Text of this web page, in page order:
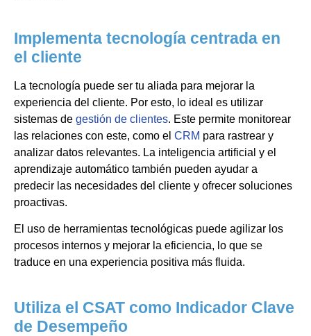
Implementa tecnología centrada en
el cliente
La tecnología puede ser tu aliada para mejorar la
experiencia del cliente. Por esto, lo ideal es utilizar
sistemas de gestión de clientes. Este permite monitorear
las relaciones con este, como el CRM para rastrear y
analizar datos relevantes. La inteligencia artificial y el
aprendizaje automático también pueden ayudar a
predecir las necesidades del cliente y ofrecer soluciones
proactivas.
El uso de herramientas tecnológicas puede agilizar los
procesos internos y mejorar la eficiencia, lo que se
traduce en una experiencia positiva más fluida.
Utiliza el CSAT como Indicador Clave
de Desempeño